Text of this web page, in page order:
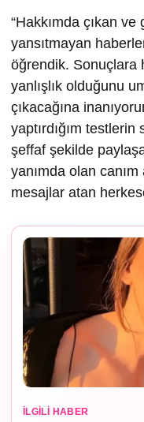
“Hakkımda çıkan
yansıtmayan
öğrendik. Sonuçlara
yanlışlık olduğunu
çıkacağına
yaptırdığım
şeffaf şekilde
yanımda olan
mesajlar atan
İLGILI HABER